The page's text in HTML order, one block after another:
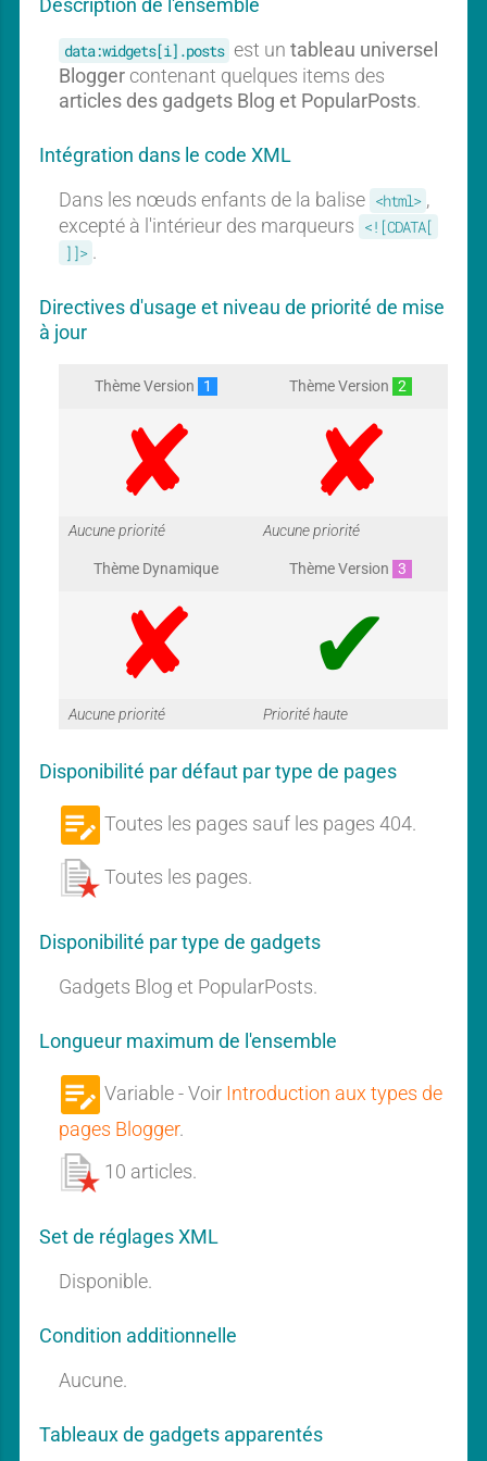
s
t
a
t
data:widgets[i].posts est un tableau universel
Blogger contenant quelques items des
articles des gadgets Blog et PopularPosts.
Intégration dans le code XML
Dans les nœuds enfants de la balise <html> ,
excepté à l'intérieur des marqueurs <![CDATA[
]]> .
Directives d'usage et niveau de priorité de mise
à jour
Thème Version 1
G
a
r
a
n
t
i
e
d
Aucune priorité
Thème Version 2
G
a
r
a
n
t
d
Aucune priorité
Thème Dynamique
G
a
r
a
n
t
i
Aucune priorité
Thème Version 3
G
a
r
a
Priorité haute
Disponibilité par défaut par type de pages
o
Toutes les pages sauf les pages 404.
p
u
a
o
t
Toutes les pages.
Disponibilité par type de gadgets
Gadgets Blog et PopularPosts.
Longueur maximum de l'ensemble
l
g
Variable - Voir Introduction aux types de
pages Blogger.
p
u
a
o
t
10 articles.
Set de réglages XML
Disponible.
Condition additionnelle
Aucune.
Tableaux de gadgets apparentés